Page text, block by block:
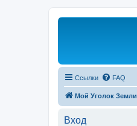
Ссылки FAQ
Мой Уголок Земли
Вход